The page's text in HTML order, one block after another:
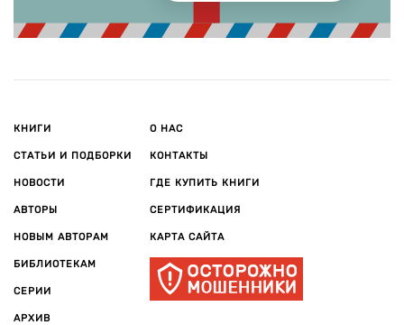
КНИГИ
СТАТЬИ И ПОДБОРКИ
НОВОСТИ
АВТОРЫ
НОВЫМ АВТОРАМ
БИБЛИОТЕКАМ
СЕРИИ
АРХИВ
О НАС
КОНТАКТЫ
ГДЕ КУПИТЬ КНИГИ
СЕРТИФИКАЦИЯ
КАРТА САЙТА